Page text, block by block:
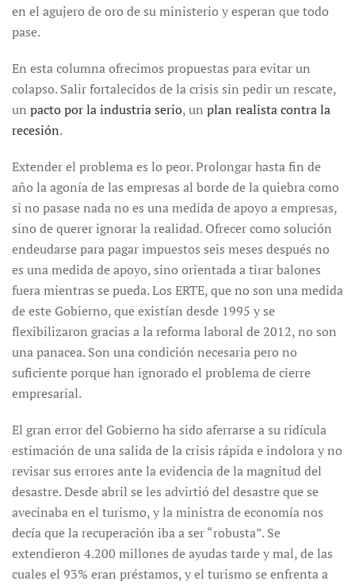
en el agujero de oro de su ministerio y esperan que todo
pase.
En esta columna ofrecimos propuestas para evitar un
colapso. Salir fortalecidos de la crisis sin pedir un rescate,
un pacto por la industria serio, un plan realista contra la
recesión.
Extender el problema es lo peor. Prolongar hasta fin de
año la agonía de las empresas al borde de la quiebra como
si no pasase nada no es una medida de apoyo a empresas,
sino de querer ignorar la realidad. Ofrecer como solución
endeudarse para pagar impuestos seis meses después no
es una medida de apoyo, sino orientada a tirar balones
fuera mientras se pueda. Los ERTE, que no son una medida
de este Gobierno, que existían desde 1995 y se
flexibilizaron gracias a la reforma laboral de 2012, no son
una panacea. Son una condición necesaria pero no
suficiente porque han ignorado el problema de cierre
empresarial.
El gran error del Gobierno ha sido aferrarse a su ridícula
estimación de una salida de la crisis rápida e indolora y no
revisar sus errores ante la evidencia de la magnitud del
desastre. Desde abril se les advirtió del desastre que se
avecinaba en el turismo, y la ministra de economía nos
decía que la recuperación iba a ser “robusta”. Se
extendieron 4.200 millones de ayudas tarde y mal, de las
cuales el 93% eran préstamos, y el turismo se enfrenta a